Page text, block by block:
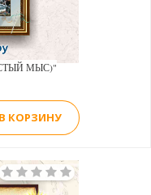
МЫС)"
В КОРЗИНУ